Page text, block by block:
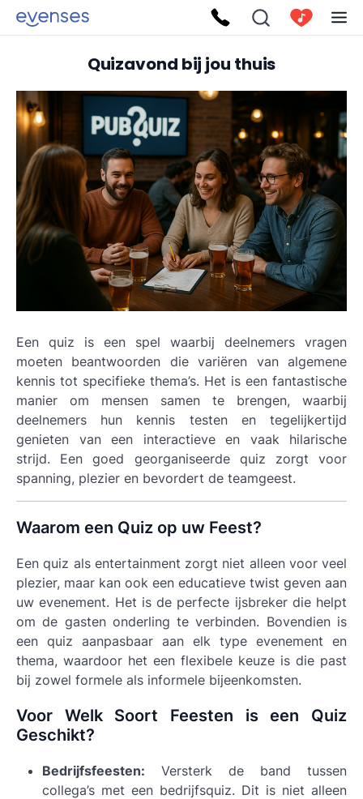
Quizavond bij jou thuis
Een quiz is een spel waarbij deelnemers vragen
moeten beantwoorden die variëren van algemene
kennis tot specifieke thema’s. Het is een fantastische
manier om mensen samen te brengen, waarbij
deelnemers hun kennis testen en tegelijkertijd
genieten van een interactieve en vaak hilarische
strijd. Een goed georganiseerde quiz zorgt voor
spanning, plezier en bevordert de teamgeest.
Waarom een Quiz op uw Feest?
Een quiz als entertainment zorgt niet alleen voor veel
plezier, maar kan ook een educatieve twist geven aan
uw evenement. Het is de perfecte ijsbreker die helpt
om de gasten onderling te verbinden. Bovendien is
een quiz aanpasbaar aan elk type evenement en
thema, waardoor het een flexibele keuze is die past
bij zowel formele als informele bijeenkomsten.
Voor Welk Soort Feesten is een Quiz
Geschikt?
Bedrijfsfeesten: Versterk de band tussen
collega’s met een bedrijfsquiz. Dit is niet alleen